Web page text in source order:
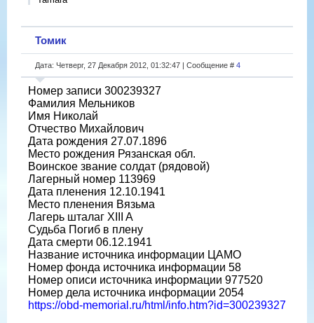
Томик
Дата: Четверг, 27 Декабря 2012, 01:32:47 | Сообщение # 4
Номер записи 300239327
Фамилия Мельников
Имя Николай
Отчество Михайлович
Дата рождения 27.07.1896
Место рождения Рязанская обл.
Воинское звание солдат (рядовой)
Лагерный номер 113969
Дата пленения 12.10.1941
Место пленения Вязьма
Лагерь шталаг XIII A
Судьба Погиб в плену
Дата смерти 06.12.1941
Название источника информации ЦАМО
Номер фонда источника информации 58
Номер описи источника информации 977520
Номер дела источника информации 2054
https://obd-memorial.ru/html/info.htm?id=300239327